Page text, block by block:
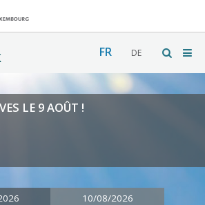
FR DE
LE 9 AOÛT !
10/08/2026